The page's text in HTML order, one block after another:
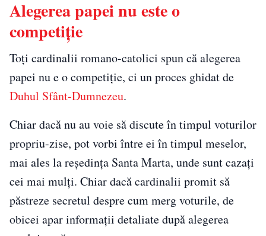
Alegerea papei nu este o
competiție
Toți cardinalii romano-catolici spun că alegerea
papei nu e o competiție, ci un proces ghidat de
Duhul Sfânt-Dumnezeu.
Chiar dacă nu au voie să discute în timpul voturilor
propriu-zise, pot vorbi între ei în timpul meselor,
mai ales la reședința Santa Marta, unde sunt cazați
cei mai mulți. Chiar dacă cardinalii promit să
păstreze secretul despre cum merg voturile, de
obicei apar informații detaliate după alegerea